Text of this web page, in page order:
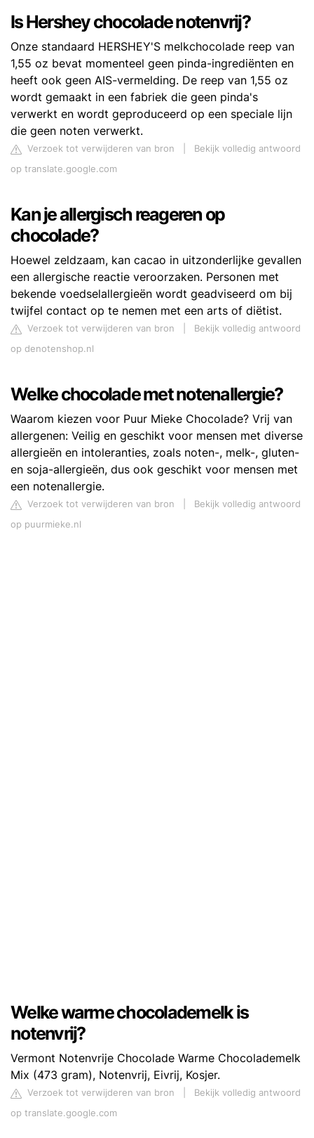
Is Hershey chocolade notenvrij?
Onze standaard HERSHEY'S melkchocolade reep van
1,55 oz bevat momenteel geen pinda-ingrediënten en
heeft ook geen AIS-vermelding. De reep van 1,55 oz
wordt gemaakt in een fabriek die geen pinda's
verwerkt en wordt geproduceerd op een speciale lijn
die geen noten verwerkt.
Verzoek tot verwijderen van bron
Bekijk volledig antwoord
op translate.google.com
Kan je allergisch reageren op
chocolade?
Hoewel zeldzaam, kan cacao in uitzonderlijke gevallen
een allergische reactie veroorzaken. Personen met
bekende voedselallergieën wordt geadviseerd om bij
twijfel contact op te nemen met een arts of diëtist.
Verzoek tot verwijderen van bron
Bekijk volledig antwoord
op denotenshop.nl
Welke chocolade met notenallergie?
Waarom kiezen voor Puur Mieke Chocolade? Vrij van
allergenen: Veilig en geschikt voor mensen met diverse
allergieën en intoleranties, zoals noten-, melk-, gluten-
en soja-allergieën, dus ook geschikt voor mensen met
een notenallergie.
Verzoek tot verwijderen van bron
Bekijk volledig antwoord
op puurmieke.nl
Welke warme chocolademelk is
notenvrij?
Vermont Notenvrije Chocolade Warme Chocolademelk
Mix (473 gram), Notenvrij, Eivrij, Kosjer.
Verzoek tot verwijderen van bron
Bekijk volledig antwoord
op translate.google.com